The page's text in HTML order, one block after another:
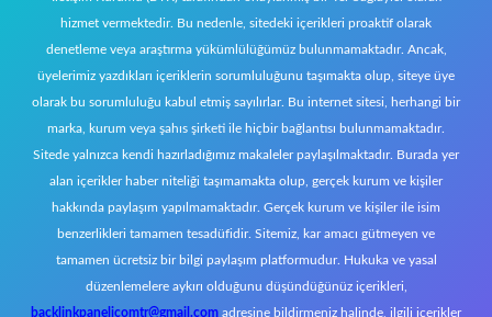
hizmet vermektedir. Bu nedenle, sitedeki içerikleri proaktif olarak
denetleme veya araştırma yükümlülüğümüz bulunmamaktadır. Ancak,
üyelerimiz yazdıkları içeriklerin sorumluluğunu taşımakta olup, siteye üye
olarak bu sorumluluğu kabul etmiş sayılırlar. Bu internet sitesi, herhangi bir
marka, kurum veya şahıs şirketi ile hiçbir bağlantısı bulunmamaktadır.
Sitede yalnızca kendi hazırladığımız makaleler paylaşılmaktadır. Burada yer
alan içerikler haber niteliği taşımamakta olup, gerçek kurum ve kişiler
hakkında paylaşım yapılmamaktadır. Gerçek kurum ve kişiler ile isim
benzerlikleri tamamen tesadüfidir. Sitemiz, kar amacı gütmeyen ve
tamamen ücretsiz bir bilgi paylaşım platformudur. Hukuka ve yasal
düzenlemelere aykırı olduğunu düşündüğünüz içerikleri,
backlinkpanelicomtr@gmail.com adresine bildirmeniz halinde, ilgili içerikler